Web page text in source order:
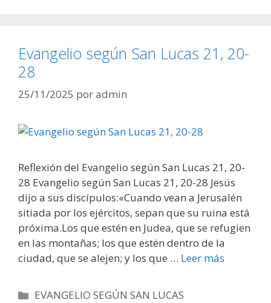
Evangelio según San Lucas 21, 20-
28
25/11/2025 poradmin
Reflexión del Evangelio según San Lucas 21, 20-
28 Evangelio según San Lucas 21, 20-28 Jesús
dijo a sus discípulos:«Cuando vean a Jerusalén
sitiada por los ejércitos, sepan que su ruina está
próxima.Los que estén en Judea, que se refugien
en las montañas; los que estén dentro de la
ciudad, que se alejen; y los que … Leer más
Categorías
EVANGELIO SEGÚN SAN LUCAS